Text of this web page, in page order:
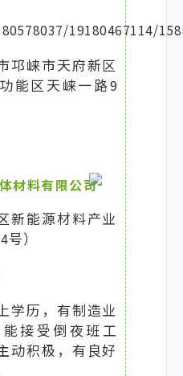
19180467114/
邛崃市天府新区
能区天崃一路9
材料有限公司
新能源材料产业
）
学历，有制造业
接受倒夜班工
动积极，有良好